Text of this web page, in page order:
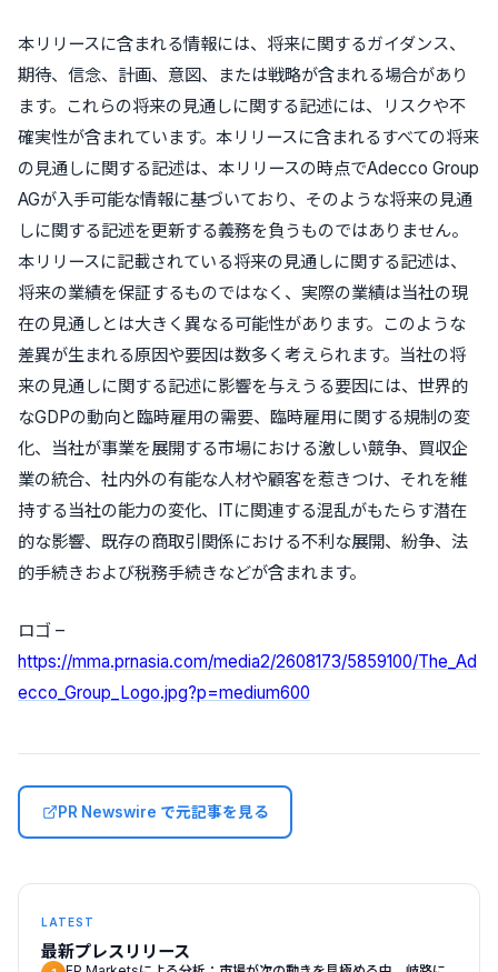
本リリースに含まれる情報には、将来に関するガイダンス、
期待、信念、計画、意図、または戦略が含まれる場合があり
ます。これらの将来の見通しに関する記述には、リスクや不
確実性が含まれています。本リリースに含まれるすべての将来
の見通しに関する記述は、本リリースの時点でAdecco Group
AGが入手可能な情報に基づいており、そのような将来の見通
しに関する記述を更新する義務を負うものではありません。
本リリースに記載されている将来の見通しに関する記述は、
将来の業績を保証するものではなく、実際の業績は当社の現
在の見通しとは大きく異なる可能性があります。このような
差異が生まれる原因や要因は数多く考えられます。当社の将
来の見通しに関する記述に影響を与えうる要因には、世界的
なGDPの動向と臨時雇用の需要、臨時雇用に関する規制の変
化、当社が事業を展開する市場における激しい競争、買収企
業の統合、社内外の有能な人材や顧客を惹きつけ、それを維
持する当社の能力の変化、ITに関連する混乱がもたらす潜在
的な影響、既存の商取引関係における不利な展開、紛争、法
的手続きおよび税務手続きなどが含まれます。
ロゴ –
https://mma.prnasia.com/media2/2608173/5859100/The_Ad
ecco_Group_Logo.jpg?p=medium600
PR Newswire で元記事を見る
LATEST
最新プレスリリース